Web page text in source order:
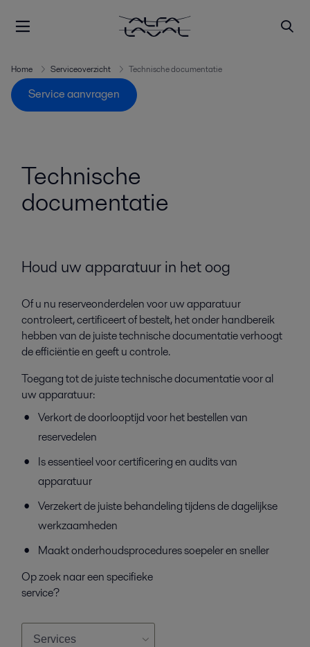
Home Serviceoverzicht Technische documentatie
Service aanvragen
Technische
documentatie
Houd uw apparatuur in het oog
Of u nu reserveonderdelen voor uw apparatuur
controleert, certificeert of bestelt, het onder handbereik
hebben van de juiste technische documentatie verhoogt
de efficiëntie en geeft u controle.
Toegang tot de juiste technische documentatie voor al
uw apparatuur:
Verkort de doorlooptijd voor het bestellen van
reservedelen
Is essentieel voor certificering en audits van
apparatuur
Verzekert de juiste behandeling tijdens de dagelijkse
werkzaamheden
Maakt onderhoudsprocedures soepeler en sneller
Op zoek naar een specifieke
service?